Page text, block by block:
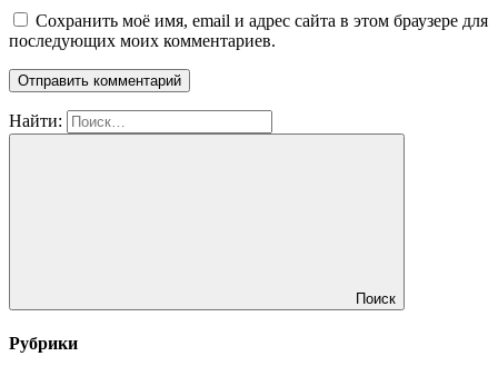
Сохранить моё имя, email и адрес сайта в этом браузере для
последующих моих комментариев.
Найти:
Поиск
Рубрики